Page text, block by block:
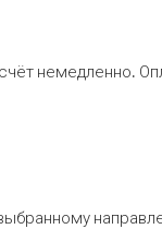
немедленно.